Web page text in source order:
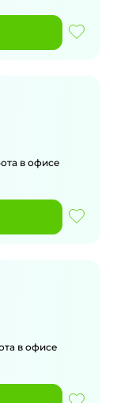
в офисе
в офисе